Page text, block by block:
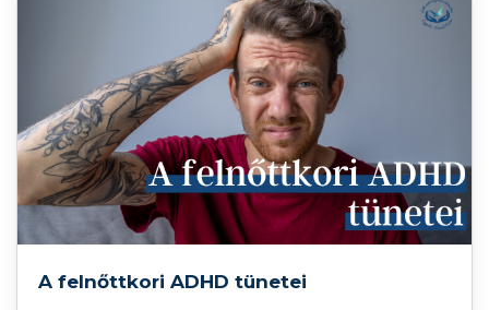
A felnőttkori ADHD tünetei